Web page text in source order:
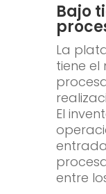
Bajo
La
tiene el
El
entre